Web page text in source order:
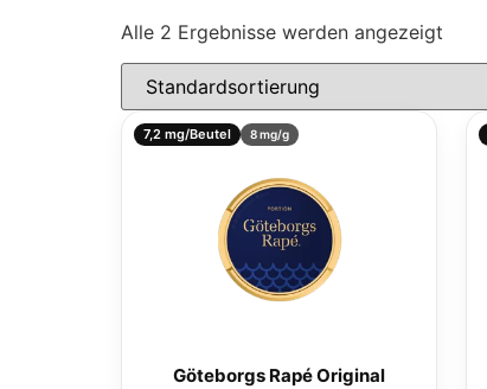
Alle 2 Ergebnisse werden angezeigt
7,2 mg/Beutel 8 mg/g
Göteborgs Rapé Original